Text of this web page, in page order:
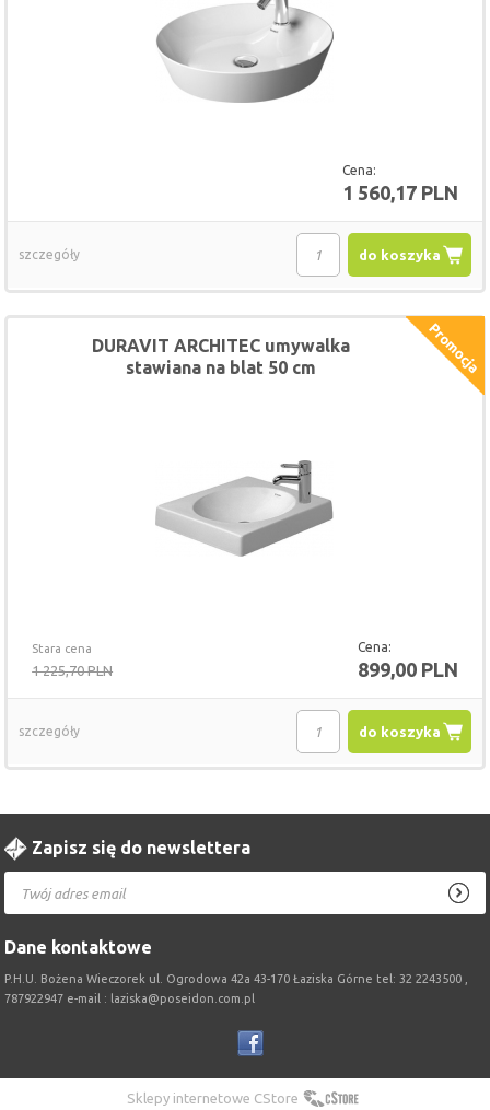
Cena:
1 560,17 PLN
do koszyka
szczegóły
Stara cena
1 225,70 PLN
Cena:
899,00 PLN
DURAVIT ARCHITEC umywalka
stawiana na blat 50 cm
do koszyka
szczegóły
Zapisz się do newslettera
Dane kontaktowe
P.H.U. Bożena Wieczorek ul. Ogrodowa 42a 43-170 Łaziska Górne tel: 32 2243500 ,
787922947 e-mail : laziska@poseidon.com.pl
Sklepy internetowe CStore